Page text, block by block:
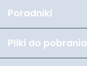
Poradniki
Pliki do pobrania